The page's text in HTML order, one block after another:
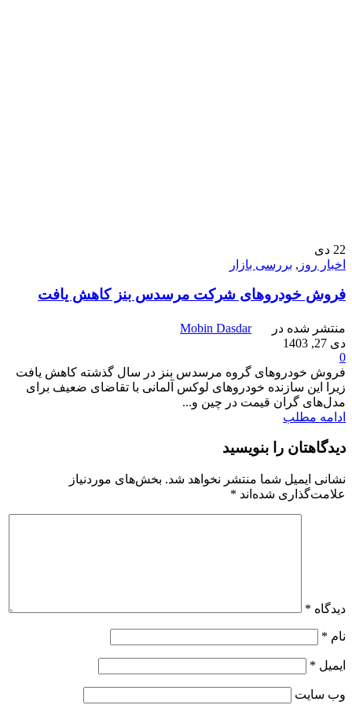
22 دی
اخبار روز , بررسی بازار
فروش خودروهای شرکت مرسدس بنز کاهش یافت
منتشر شده در
Mobin Dasdar
دی 27, 1403
0
فروش خودروهای گروه مرسدس بنز در سال گذشته کاهش یافت
زیرا این سازنده خودروهای لوکس آلمانی با تقاضای ضعیف برای
مدل‌های گران قیمت در چین و...
ادامه مطلب
دیدگاهتان را بنویسید
نشانی ایمیل شما منتشر نخواهد شد. بخش‌های موردنیاز
علامت‌گذاری شده‌اند *
دیدگاه *
نام *
ایمیل *
وب‌ سایت